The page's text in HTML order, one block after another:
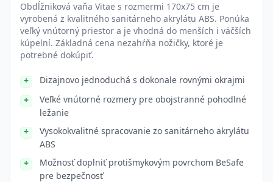
Obdĺžniková vaňa Vitae s rozmermi 170x75 cm je
vyrobená z kvalitného sanitárneho akrylátu ABS. Ponúka
veľký vnútorný priestor a je vhodná do menších i väčších
kúpelní. Základná cena nezahŕňa nožičky, ktoré je
potrebné dokúpiť.
Dizajnovo jednoduchá s dokonale rovnými okrajmi
Veľké vnútorné rozmery pre obojstranné pohodlné
ležanie
Vysokokvalitné spracovanie zo sanitárneho akrylátu
ABS
Možnosť doplniť protišmykovým povrchom BeSafe
pre bezpečnosť